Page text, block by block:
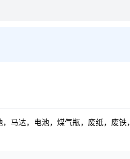
马达，电池，煤气瓶，废纸，废